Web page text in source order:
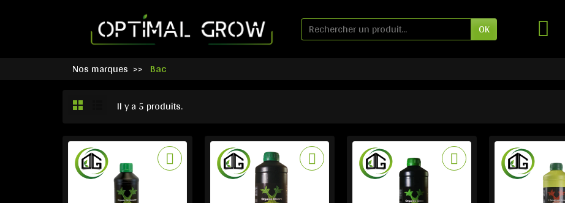
OK
Nos marques Bac
Il y a 5 produits.